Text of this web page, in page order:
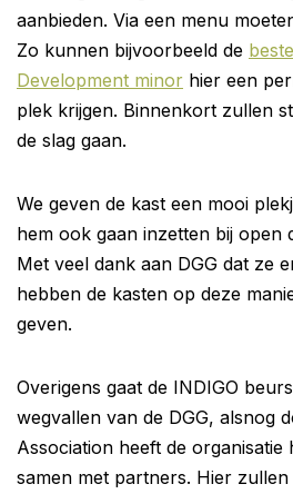
aanbieden. Via een menu
Zo kunnen bijvoorbeeld de
Development minor hier een
plek krijgen. Binnenkort zullen
de slag gaan.
We geven de kast een mooi
hem ook gaan inzetten bij open
Met veel dank aan DGG dat ze
hebben de kasten op deze
geven.
Overigens gaat de INDIGO
wegvallen van de DGG, alsnog
Association heeft de
samen met partners. Hier